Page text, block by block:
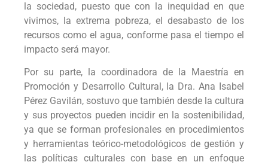
la sociedad, puesto que con la inequidad en que
vivimos, la extrema pobreza, el desabasto de los
recursos como el agua, conforme pasa el tiempo el
impacto será mayor.
Por su parte, la coordinadora de la Maestría en
Promoción y Desarrollo Cultural, la Dra. Ana Isabel
Pérez Gavilán, sostuvo que también desde la cultura
y sus proyectos pueden incidir en la sostenibilidad,
ya que se forman profesionales en procedimientos
y herramientas teórico-metodológicos de gestión y
las políticas culturales con base en un enfoque